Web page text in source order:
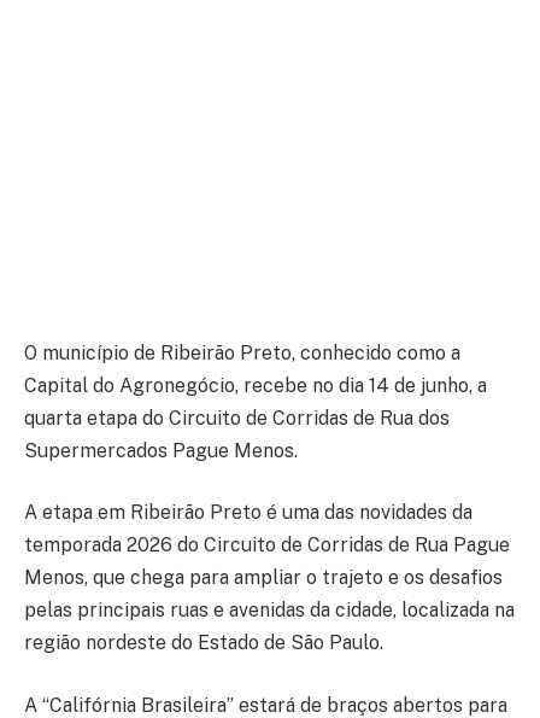
O município de Ribeirão Preto, conhecido como a
Capital do Agronegócio, recebe no dia 14 de junho, a
quarta etapa do Circuito de Corridas de Rua dos
Supermercados Pague Menos.
A etapa em Ribeirão Preto é uma das novidades da
temporada 2026 do Circuito de Corridas de Rua Pague
Menos, que chega para ampliar o trajeto e os desafios
pelas principais ruas e avenidas da cidade, localizada na
região nordeste do Estado de São Paulo.
A “Califórnia Brasileira” estará de braços abertos para